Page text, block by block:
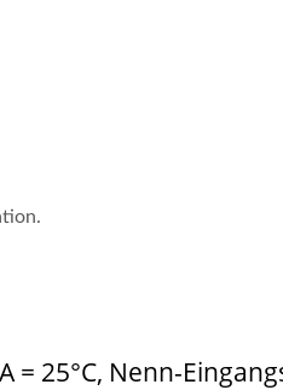
= 25°C, Nenn-